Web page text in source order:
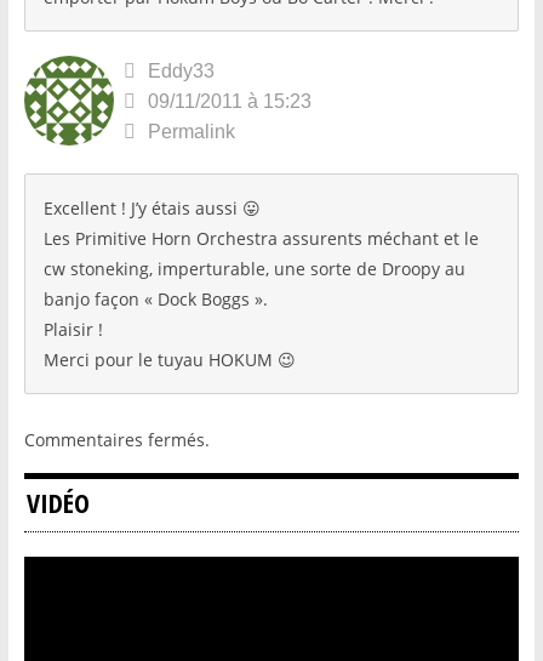
Eddy33
09/11/2011 à 15:23
Permalink
Excellent ! J’y étais aussi 😛
Les Primitive Horn Orchestra assurents méchant et le
cw stoneking, imperturable, une sorte de Droopy au
banjo façon « Dock Boggs ».
Plaisir !
Merci pour le tuyau HOKUM 😉
Commentaires fermés.
VIDÉO